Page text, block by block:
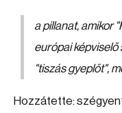
a pillanat, amikor "
európai képviselő
"tiszás gyeplőt",
Hozzátette: